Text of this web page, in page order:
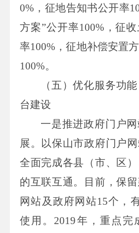
0% ，征地告知书公开率
方案”公开率100% ，征
率100% ，征地补偿安置
100%。
（五）优化服务功
台建设
一是推进政府门户
展。
以保山市政府门户网
全面完成各县（市、区
的互联互通。目前，保
网站及政府网站15个，
使用。 2019年，重点完